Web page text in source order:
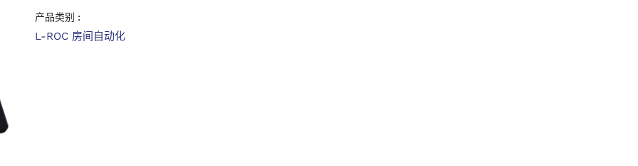
产品类别 :
L-ROC 房间自动化